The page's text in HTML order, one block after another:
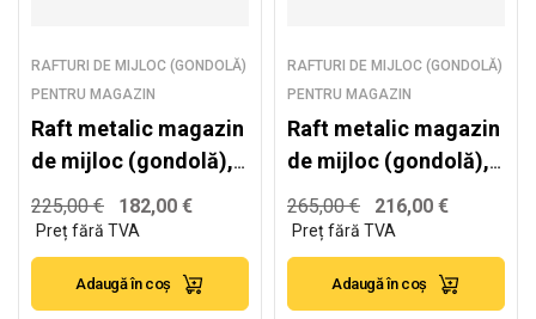
RAFTURI DE MIJLOC (GONDOLĂ)
PENTRU MAGAZIN
Raft metalic magazin
de mijloc (gondolă),
alb – H:1930mm x
L:1250mm x B:400mm
225,00€ 182,00 €
Adaugă în coș
RAFTURI DE MIJLOC (GONDOLĂ)
PENTRU MAGAZIN
Raft metalic magazin
de mijloc (gondolă),
alb – H:1930mm x
L:1250mm x B:500mm
265,00€ 216,00 €
Adaugă în coș